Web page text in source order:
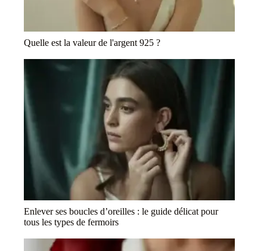
Quelle est la valeur de l'argent 925 ?
Enlever ses boucles d’oreilles : le guide délicat pour
tous les types de fermoirs